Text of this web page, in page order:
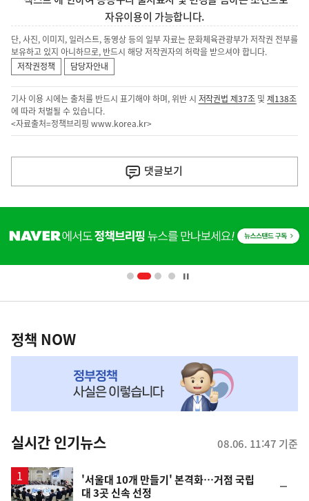
자유이용이 가능합니다.
단, 사진, 이미지, 일러스트, 동영상 등의 일부 자료는 문화체육관광부가 저작권 전부를
보유하고 있지 아니하므로, 반드시 해당 저작권자의 허락을 받으셔야 합니다.
저작권정책
담당자안내
기사 이용 시에는 출처를 반드시 표기해야 하며, 위반 시 저작권법 제37조 및제138조
에 따라 처벌될 수 있습니다.
<자료출처=정책브리핑 www.korea.kr>
다
음
기
댓글보기
단
영
책
NOW,
뉴
스
정책 NOW
실시간 인기뉴스 08.06. 11:47 기준
'서울대 10개 만들기' 본격화…거점 국립
대 3곳 신속 선정